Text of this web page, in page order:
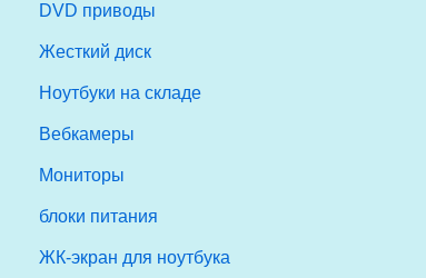
DVD приводы
Жесткий диск
Ноутбуки на складе
Вебкамеры
Мониторы
блоки питания
ЖК-экран для ноутбука